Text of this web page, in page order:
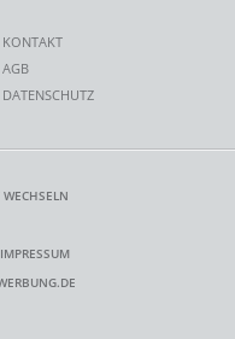
KONTAKT
AGB
DATENSCHUTZ
IMPRESSUM